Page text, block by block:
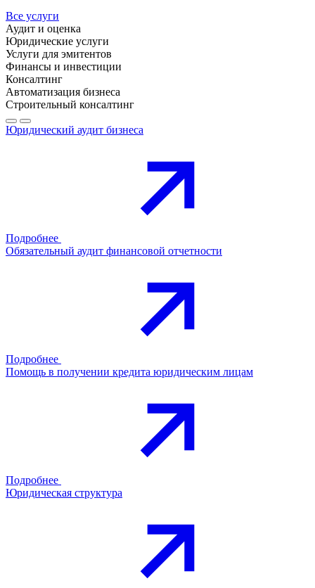
Все услуги
Аудит и оценка
Юридические услуги
Услуги для эмитентов
Финансы и инвестиции
Консалтинг
Автоматизация бизнеса
Строительный консалтинг
Юридический аудит бизнеса
Подробнее
Обязательный аудит финансовой отчетности
Подробнее
Помощь в получении кредита юридическим лицам
Подробнее
Юридическая структура